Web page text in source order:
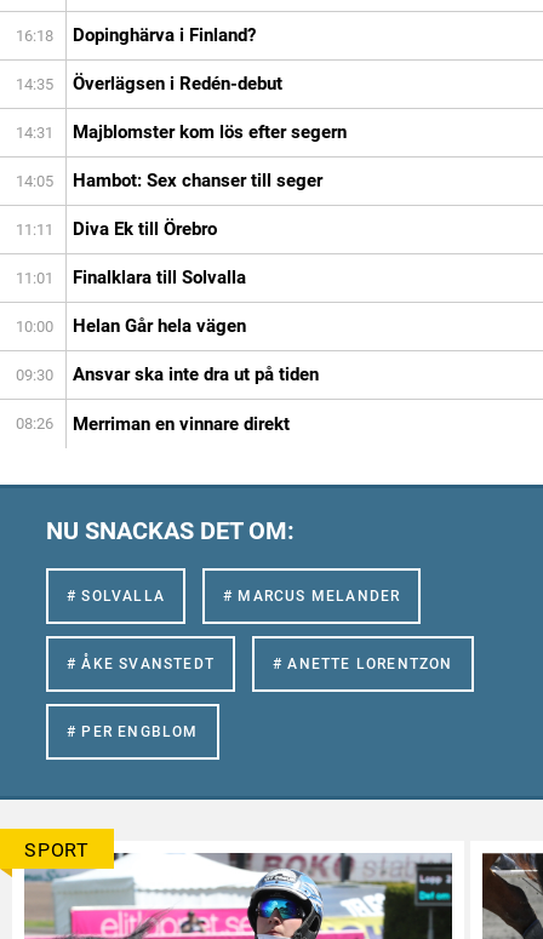
16:18 Dopinghärva i Finland?
14:35 Överlägsen i Redén-debut
14:31 Majblomster kom lös efter segern
14:05 Hambot: Sex chanser till seger
11:11 Diva Ek till Örebro
11:01 Finalklara till Solvalla
10:00 Helan Går hela vägen
09:30 Ansvar ska inte dra ut på tiden
08:26 Merriman en vinnare direkt
NU SNACKAS DET OM:
# SOLVALLA # MARCUS MELANDER
# ÅKE SVANSTEDT # ANETTE LORENTZON
# PER ENGBLOM
SPORT